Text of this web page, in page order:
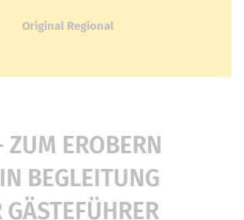
Original Regional
ZUM EROBERN
BEGLEITUNG
GÄSTEFÜHRER